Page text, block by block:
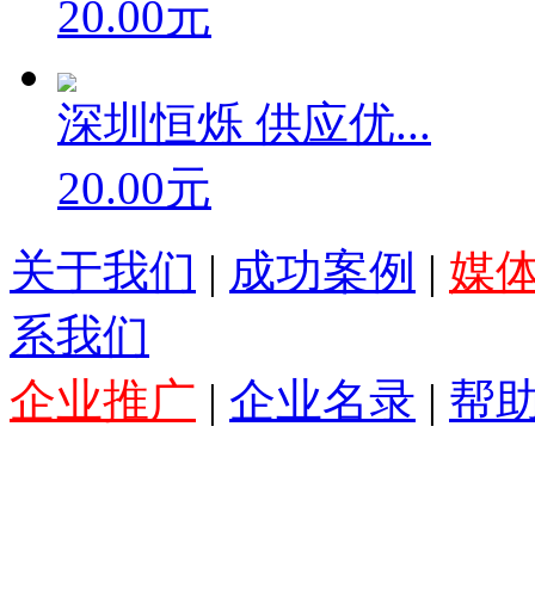
20.00元
深圳恒烁 供应优...
20.00元
关于我们 | 成功案例 | 媒
系我们
企业推广 | 企业名录 | 帮